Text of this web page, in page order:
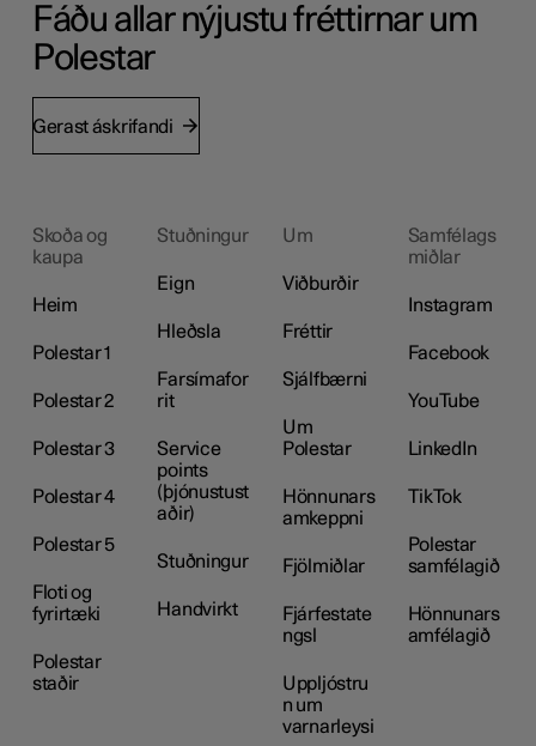
Fáðu allar nýjustu fréttirnar um
Polestar
Gerast áskrifandi
Skoða og
kaupa
Heim
Polestar 1
Polestar 2
Polestar 3
Polestar 4
Polestar 5
Floti og
fyrirtæki
Polestar
staðir
Stuðningur
Eign
Hleðsla
Farsímafor
rit
Service
points
(þjónustust
aðir)
Stuðningur
Handvirkt
Um
Viðburðir
Fréttir
Sjálfbærni
Um
Polestar
Hönnunars
amkeppni
Fjölmiðlar
Fjárfestate
ngsl
Uppljóstru
n um
varnarleysi
Samfélags
miðlar
Instagram
Facebook
YouTube
LinkedIn
TikTok
Polestar
samfélagið
Hönnunars
amfélagið